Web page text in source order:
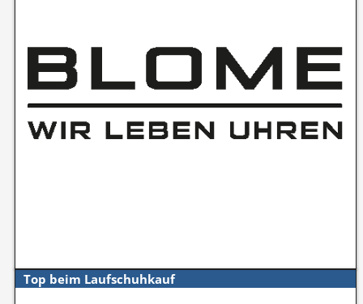
Top beim Laufschuhkauf